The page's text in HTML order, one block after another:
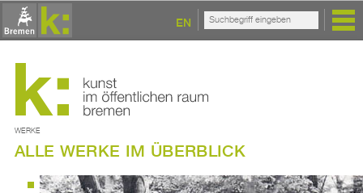
EN
WERKE
ALLE WERKE IM ÜBERBLICK